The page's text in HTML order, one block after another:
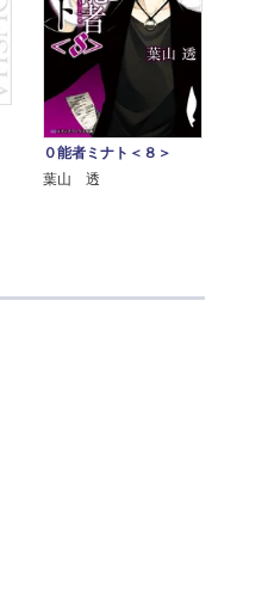
０能者ミナト＜８＞
葉山 透